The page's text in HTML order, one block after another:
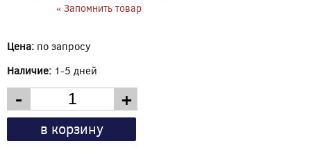
« Запомнить товар
Цена: по запросу
Наличие: 1-5 дней
- +
в корзину